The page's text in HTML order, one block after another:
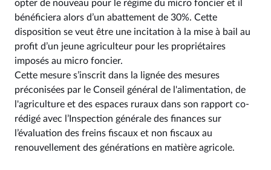
opter de nouveau pour le régime du micro foncier et il
bénéficiera alors d’un abattement de 30%. Cette
disposition se veut être une incitation à la mise à bail au
profit d’un jeune agriculteur pour les propriétaires
imposés au micro foncier.
Cette mesure s’inscrit dans la lignée des mesures
préconisées par le Conseil général de l'alimentation, de
l'agriculture et des espaces ruraux dans son rapport co-
rédigé avec l’Inspection générale des finances sur
l’évaluation des freins fiscaux et non fiscaux au
renouvellement des générations en matière agricole.